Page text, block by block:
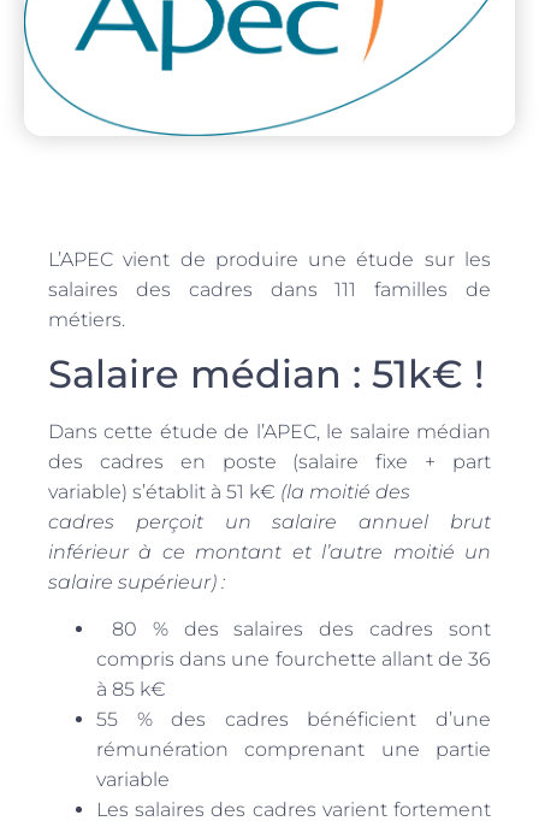
L’APEC vient de produire une étude sur les
salaires des cadres dans 111 familles de
métiers.
Salaire médian : 51k€ !
Dans cette étude de l’APEC, le salaire médian
des cadres en poste (salaire fixe + part
variable) s’établit à 51 k€ (la moitié des
cadres perçoit un salaire annuel brut
inférieur à ce montant et l’autre moitié un
salaire supérieur) :
80 % des salaires des cadres sont
compris dans une fourchette allant de 36
à 85 k€
55 % des cadres bénéficient d’une
rémunération comprenant une partie
variable
Les salaires des cadres varient fortement